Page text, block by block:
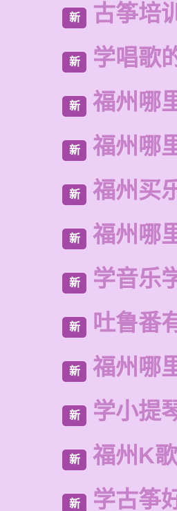
新 古筝培
新 学唱歌
新 福州哪
新 福州哪
新 福州买
新 福州哪
新 学音乐
新 吐鲁番
新 福州哪
新 学小提
新 福州K
新 学古筝